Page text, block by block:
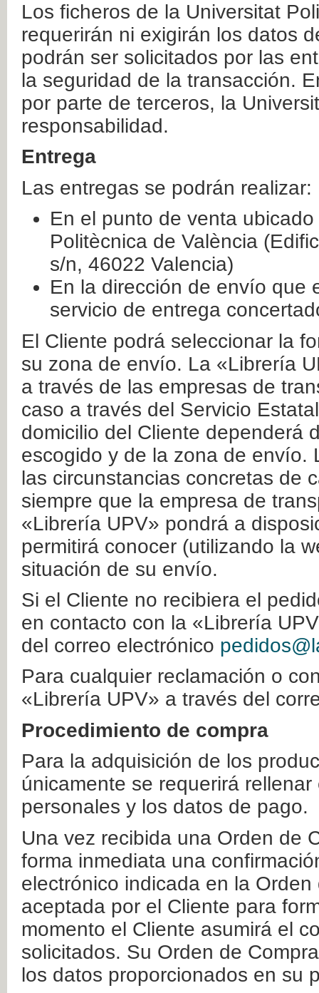
Los ficheros de la Universitat
requerirán ni exigirán los datos
podrán ser solicitados por las
la seguridad de la transacción.
por parte de terceros, la
responsabilidad.
Entrega
Las entregas se podrán realizar:
En el punto de venta
Politècnica de València
s/n, 46022 Valencia)
En la dirección de envío que
servicio de entrega
El Cliente podrá seleccionar la
su zona de envío. La «Librería
a través de las empresas de
caso a través del Servicio
domicilio del Cliente dependerá
escogido y de la zona de envío.
las circunstancias concretas de
siempre que la empresa de
«Librería UPV» pondrá a
permitirá conocer (utilizando la
situación de su envío.
Si el Cliente no recibiera el
en contacto con la «Librería
del correo electrónico
Para cualquier reclamación o
«Librería UPV» a través del
Procedimiento de compra
Para la adquisición de los
únicamente se requerirá
personales y los datos de pago.
Una vez recibida una Orden de
forma inmediata una
electrónico indicada en la
aceptada por el Cliente para
momento el Cliente asumirá el
solicitados. Su Orden de
los datos proporcionados en su